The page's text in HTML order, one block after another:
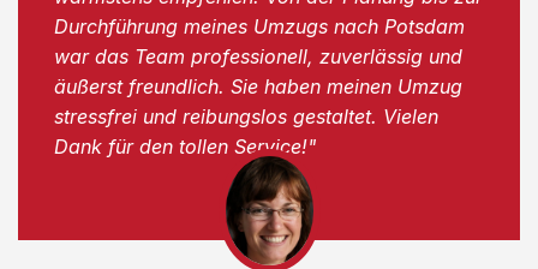
Durchführung meines Umzugs nach Potsdam
war das Team professionell, zuverlässig und
äußerst freundlich. Sie haben meinen Umzug
stressfrei und reibungslos gestaltet. Vielen
Dank für den tollen Service!"